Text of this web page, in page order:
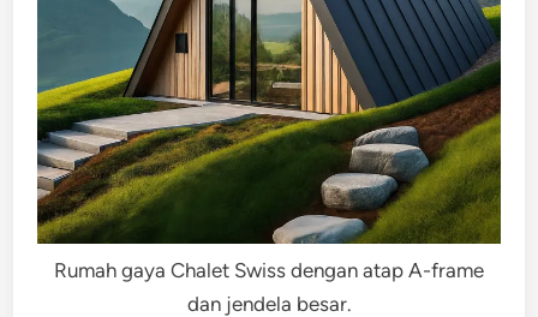
Rumah gaya Chalet Swiss dengan atap A-frame
dan jendela besar.